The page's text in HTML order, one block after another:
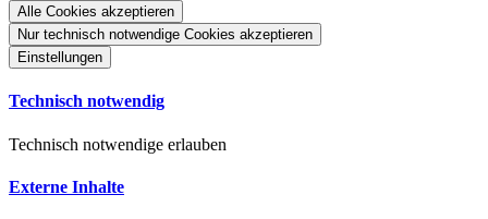
Alle Cookies akzeptieren
Nur technisch notwendige Cookies akzeptieren
Einstellungen
Technisch notwendig
Technisch notwendige erlauben
Externe Inhalte